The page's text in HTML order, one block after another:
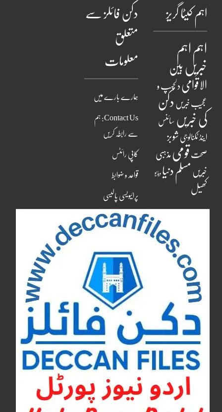
اہم کیٹا گریز
اہم اہم
خبریں بین
الاقوامی دلچسپ و
عجیب خبریں دکن
کی خبریں سائنس
اینڈ ٹکنالوجی شوبز
صحت قومی مذہبی
خبریں مسلم دنیا ویڈیو
کھیل
دکن فائلز سے
متعلق
معلومات
ہمارے بارے میں
Contact Us: ہم
سے رابطہ کریں
کاپی رائٹس
قواعد و ضوابط
پرائیویسی پالیسی